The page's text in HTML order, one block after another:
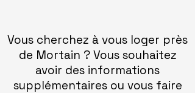
Vous cherchez à vous loger près
de Mortain ? Vous souhaitez
avoir des informations
supplémentaires ou vous faire